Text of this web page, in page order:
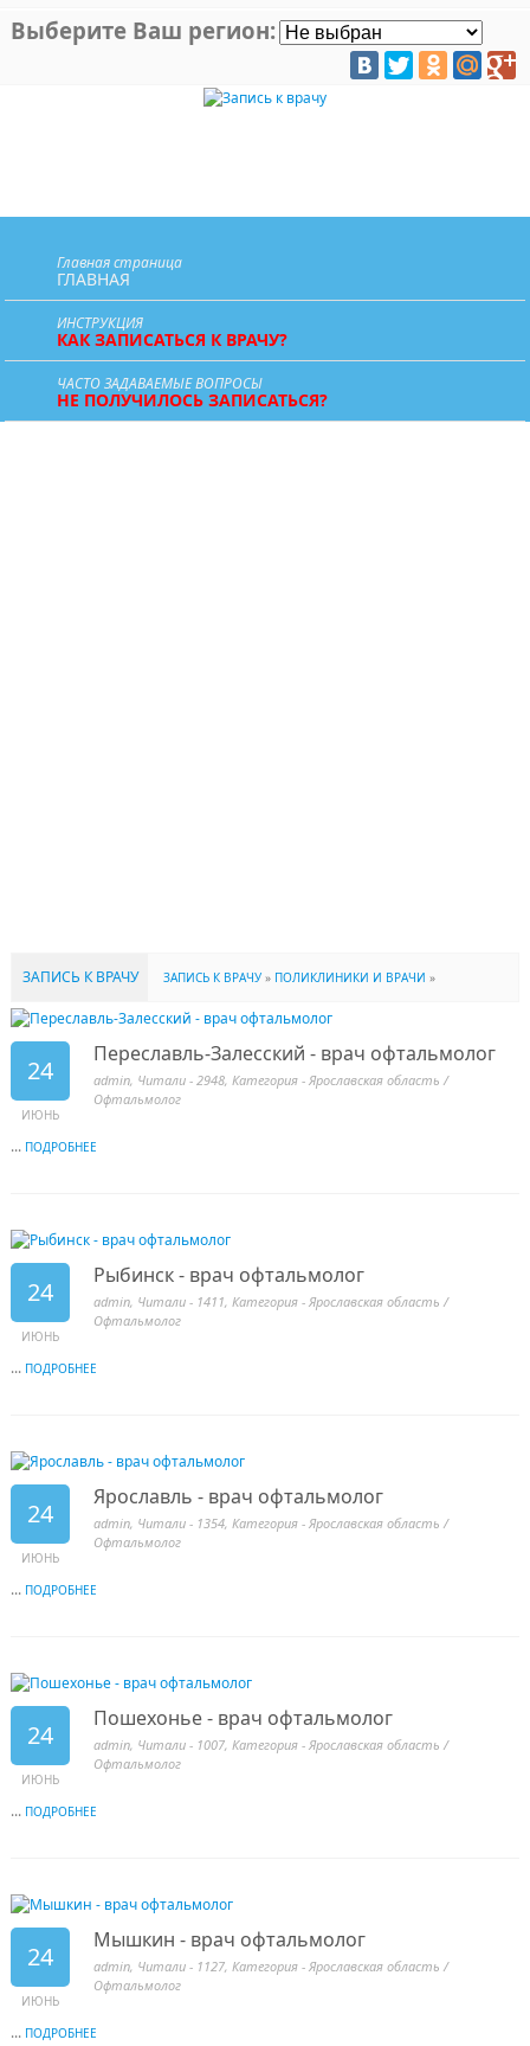
Выберите Ваш регион:
Главная страница
ГЛАВНАЯ
ИНСТРУКЦИЯ
КАК ЗАПИСАТЬСЯ К ВРАЧУ?
ЧАСТО ЗАДАВАЕМЫЕ ВОПРОСЫ
НЕ ПОЛУЧИЛОСЬ ЗАПИСАТЬСЯ?
ЗАПИСЬ К ВРАЧУ ЗАПИСЬ К ВРАЧУ» ПОЛИКЛИНИКИ И ВРАЧИ »
ОФТАЛЬМОЛОГ
24
ИЮНЬ
Переславль-Залесский - врач офтальмолог
admin, Читали - 2948, Категория - Ярославская область /
Офтальмолог
... ПОДРОБНЕЕ
24
ИЮНЬ
Рыбинск - врач офтальмолог
admin, Читали - 1411, Категория - Ярославская область /
Офтальмолог
... ПОДРОБНЕЕ
24
ИЮНЬ
Ярославль - врач офтальмолог
admin, Читали - 1354, Категория - Ярославская область /
Офтальмолог
... ПОДРОБНЕЕ
24
ИЮНЬ
Пошехонье - врач офтальмолог
admin, Читали - 1007, Категория - Ярославская область /
Офтальмолог
... ПОДРОБНЕЕ
24
ИЮНЬ
Мышкин - врач офтальмолог
admin, Читали - 1127, Категория - Ярославская область /
Офтальмолог
... ПОДРОБНЕЕ